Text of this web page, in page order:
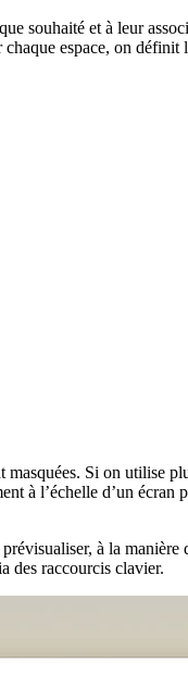
souhaité et à leur
espace, on
Si on utilise
à l’échelle d’un écran
à la
des raccourcis clavier.